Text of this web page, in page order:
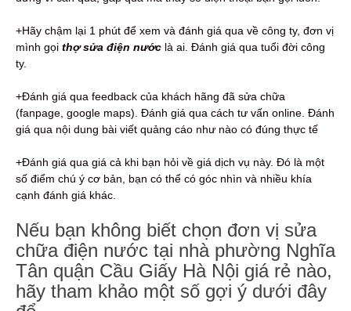
+Hãy chậm lại 1 phút để xem và đánh giá qua về công ty, đơn vị
mình gọi thợ sửa điện nước là ai. Đánh giá qua tuổi đời công
ty.
+Đánh giá qua feedback của khách hãng đã sửa chữa
(fanpage, google maps). Đánh giá qua cách tư vấn online. Đánh
giá qua nội dung bài viết quảng cáo như nào có đúng thực tế
+Đánh giá qua giá cả khi bạn hỏi về giá dịch vụ này. Đó là một
số điểm chú ý cơ bản, bạn có thể có góc nhìn và nhiều khía
cạnh đánh giá khác.
Nếu bạn không biết chọn đơn vị sửa
chữa điện nước tại nhà phường Nghĩa
Tân quận Cầu Giấy Hà Nội giá rẻ nào,
hãy tham khảo một số gợi ý dưới đây